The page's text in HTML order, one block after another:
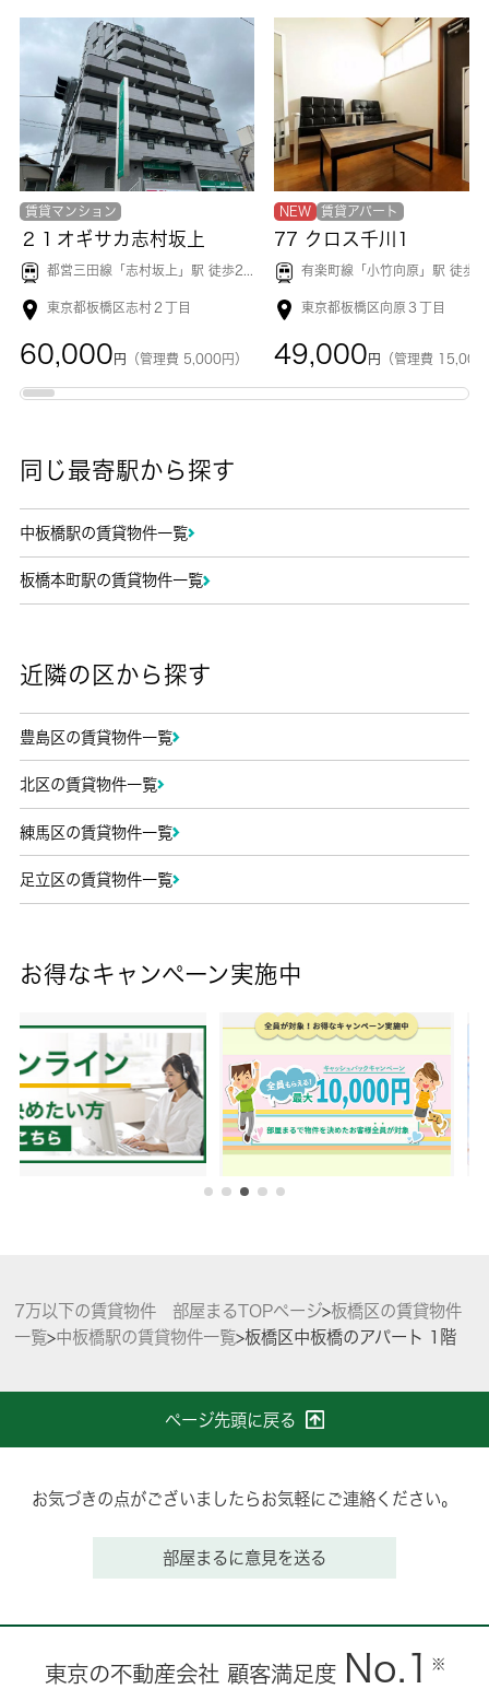
賃貸マンション
２１オギサカ志村坂上
都営三田線「 志村坂上 」駅 徒歩2分
東京都板橋区志村２丁目
60,000 円 （管理費 5,000円）
NEW 賃貸アパート
77 クロス千川1
有楽町線「 小竹向原 」駅 徒歩8
東京都板橋区向原３丁目
49,000 円 （管理費 15,000
同じ最寄駅から探す
中板橋駅の賃貸物件一覧
板橋本町駅の賃貸物件一覧
近隣の区から探す
豊島区の賃貸物件一覧
北区の賃貸物件一覧
練馬区の賃貸物件一覧
足立区の賃貸物件一覧
お得なキャンペーン実施中
7万以下の賃貸物件 部屋まるTOPページ>板橋区の賃貸物件
一覧>中板橋駅の賃貸物件一覧>板橋区中板橋のアパート 1階
ページ先頭に戻る
お気づきの点がございましたらお気軽にご連絡ください。
部屋まるに意見を送る
東京の不動産会社 顧客満足度 No.1 ※